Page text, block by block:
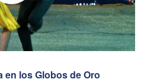
en los Globos de Oro